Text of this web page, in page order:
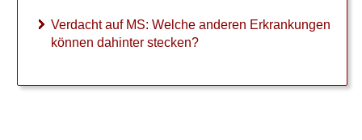
Verdacht auf MS: Welche anderen Erkrankungen
können dahinter stecken?
s
k
f